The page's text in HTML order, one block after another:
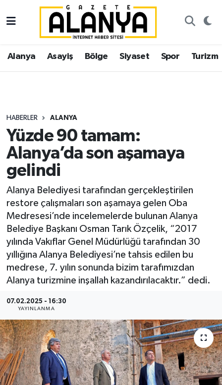
Alanya Asayiş Bölge Siyaset Spor Turizm
HABERLER ALANYA
Yüzde 90 tamam:
Alanya’da son aşamaya
gelindi
Alanya Belediyesi tarafından gerçekleştirilen
restore çalışmaları son aşamaya gelen Oba
Medresesi’nde incelemelerde bulunan Alanya
Belediye Başkanı Osman Tarık Özçelik, “2017
yılında Vakıflar Genel Müdürlüğü tarafından 30
yıllığına Alanya Belediyesi’ne tahsis edilen bu
medrese, 7. yılın sonunda bizim tarafımızdan
Alanya turizmine inşallah kazandırılacaktır.” dedi.
07.02.2025 - 16:30
YAYINLANMA
Alanya
Asayiş
Siyaset
Spor
Turizm
Ekonomi
Gazipaşa
İstanbul Nöbetçi Eczaneler
İstanbul Hava Durumu
Süper Lig Puan Durumu ve Fikstür
Tüm Manşetler
Son Dakika Haberleri
Haber Arşivi